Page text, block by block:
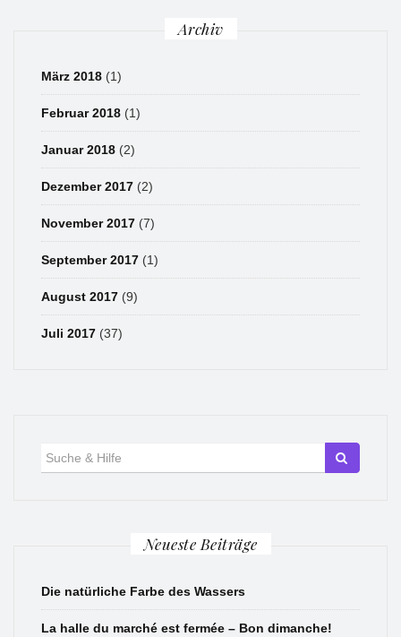
Archiv
März 2018 (1)
Februar 2018 (1)
Januar 2018 (2)
Dezember 2017 (2)
November 2017 (7)
September 2017 (1)
August 2017 (9)
Juli 2017 (37)
für:
Neueste Beiträge
Die natürliche Farbe des Wassers
La halle du marché est fermée – Bon dimanche!